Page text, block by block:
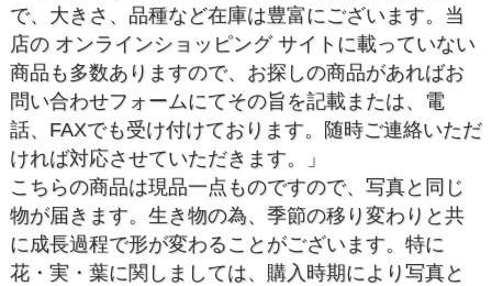
で、大きさ、品種など在庫は豊富にございます。当
店の オンラインショッピング サイトに載っていない
商品も多数ありますので、お探しの商品があればお
問い合わせフォームにてその旨を記載または、電
話、FAXでも受け付けております。随時ご連絡いただ
ければ対応させていただきます。」
こちらの商品は現品一点ものですので、写真と同じ
物が届きます。生き物の為、季節の移り変わりと共
に成長過程で形が変わることがございます。特に
花・実・葉に関しましては、購入時期により写真と